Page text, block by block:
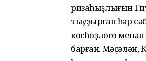
ризаһыҙлығын
тыуҙырған һәр
көсһөҙлөгө
барған.